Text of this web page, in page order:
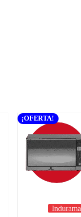
¡OFERTA!
Indurama